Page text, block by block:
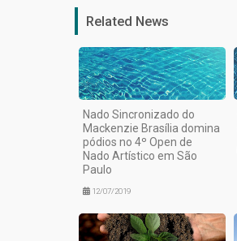
Related News
Nado Sincronizado do
Mackenzie Brasília domina
pódios no 4º Open de
Nado Artístico em São
Paulo
12/07/2019